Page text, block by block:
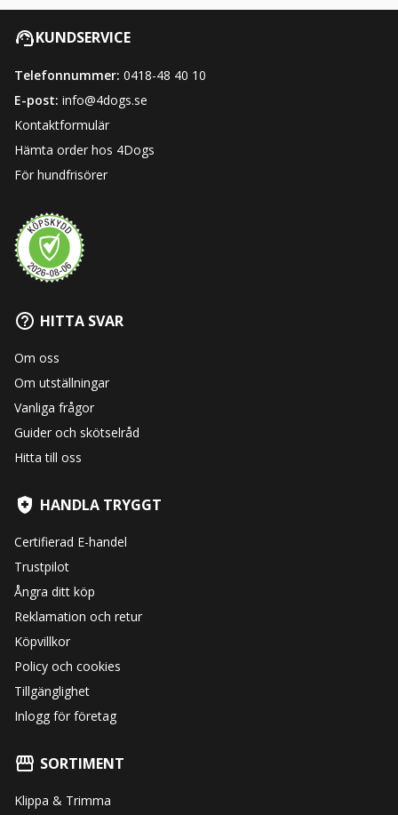
KUNDSERVICE
Telefonnummer: 0418-48 40 10
E-post: info@4dogs.se
Kontaktformulär
Hämta order hos 4Dogs
För hundfrisörer
HITTA SVAR
Om oss
Om utställningar
Vanliga frågor
Guider och skötselråd
Hitta till oss
HANDLA TRYGGT
Certifierad E-handel
Trustpilot
Ångra ditt köp
Reklamation och retur
Köpvillkor
Policy och cookies
Tillgänglighet
Inlogg för företag
SORTIMENT
Klippa & Trimma